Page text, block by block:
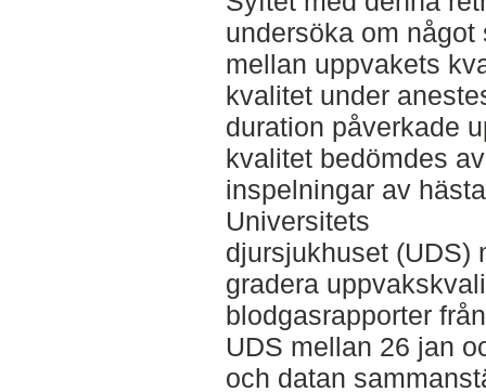
undersöka om
mellan uppvakets
kvalitet under
duration påverkade
kvalitet bedömdes
inspelningar av
Universitets
djursjukhuset (UDS)
gradera
blodgasrapporter
UDS mellan 26 jan
och datan